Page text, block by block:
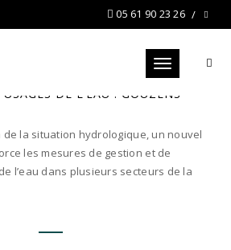
05 61 90 23 26
Toggle
DE L’EAU : GOUZENS
de la situation hydrologique, un nouvel
les mesures de gestion et de
l’eau dans plusieurs secteurs de la